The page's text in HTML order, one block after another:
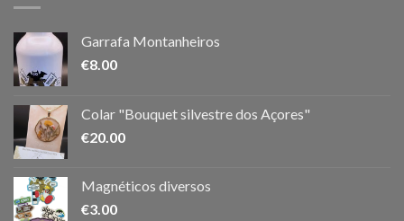
Garrafa Montanheiros
€8.00
Colar "Bouquet silvestre dos Açores"
€20.00
Magnéticos diversos
€3.00